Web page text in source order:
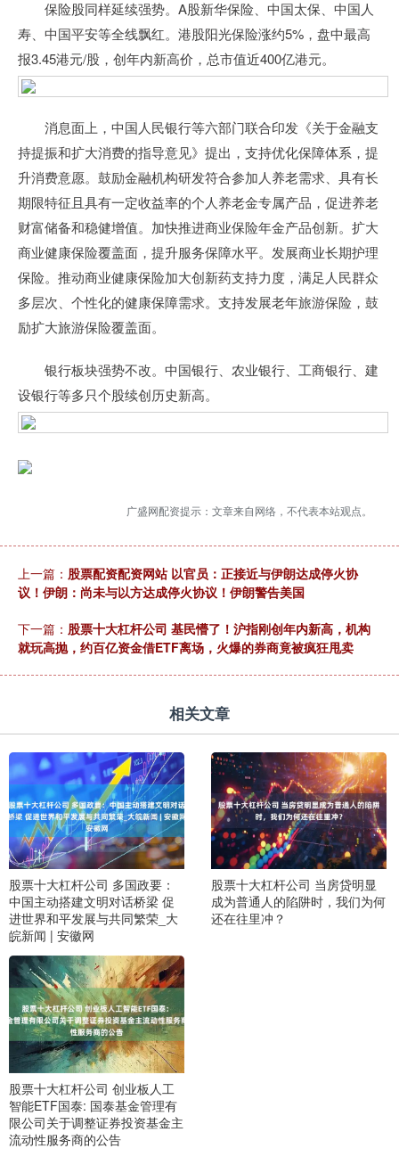
保险股同样延续强势。A股新华保险、中国太保、中国人
寿、中国平安等全线飘红。港股阳光保险涨约5%，盘中最高
报3.45港元/股，创年内新高价，总市值近400亿港元。
消息面上，中国人民银行等六部门联合印发《关于金融支
持提振和扩大消费的指导意见》提出，支持优化保障体系，提
升消费意愿。鼓励金融机构研发符合参加人养老需求、具有长
期限特征且具有一定收益率的个人养老金专属产品，促进养老
财富储备和稳健增值。加快推进商业保险年金产品创新。扩大
商业健康保险覆盖面，提升服务保障水平。发展商业长期护理
保险。推动商业健康保险加大创新药支持力度，满足人民群众
多层次、个性化的健康保障需求。支持发展老年旅游保险，鼓
励扩大旅游保险覆盖面。
银行板块强势不改。中国银行、农业银行、工商银行、建
设银行等多只个股续创历史新高。
广盛网配资提示：文章来自网络，不代表本站观点。
上一篇： 股票配资配资网站 以官员：正接近与伊朗达成停火协
议！伊朗：尚未与以方达成停火协议！伊朗警告美国
下一篇： 股票十大杠杆公司 基民懵了！沪指刚创年内新高，机构
就玩高抛，约百亿资金借ETF离场，火爆的券商竟被疯狂甩卖
相关文章
股票十大杠杆公司 多国政要：
中国主动搭建文明对话桥梁 促
进世界和平发展与共同繁荣_大
皖新闻 | 安徽网
股票十大杠杆公司 当房贷明显
成为普通人的陷阱时，我们为何
还在往里冲？
股票十大杠杆公司 创业板人工
智能ETF国泰: 国泰基金管理有
限公司关于调整证券投资基金主
流动性服务商的公告